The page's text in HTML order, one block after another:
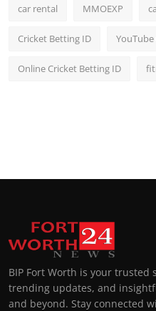
car rental MMOEXP
Cricket Betting ID
Online Cricket Betting ID
BIP Fort Worth is your trusted
trending updates, and
and beyond. Stay connected